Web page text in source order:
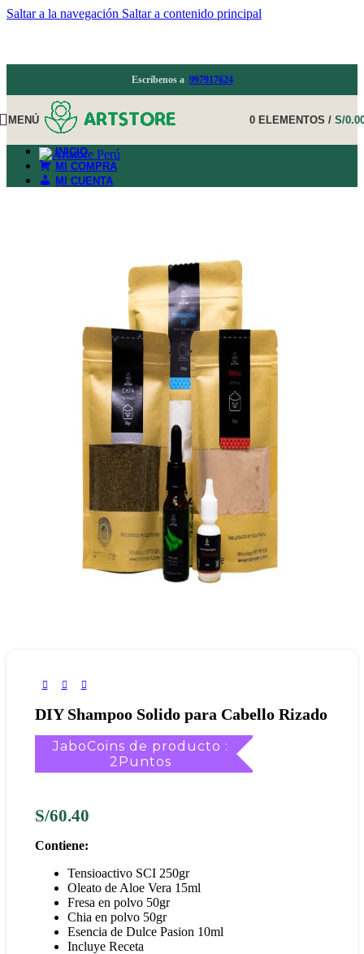
Saltar a la navegación Saltar a contenido principal
Escríbenos a 997917624
MENÚ 0 ELEMENTOS / S/
INICIO
MI COMPRA
MI CUENTA
DIY Shampoo Solido para Cabello Rizado
JaboCoins de producto :
2Puntos
S/60.40
Contiene:
Tensioactivo SCI 250gr
Oleato de Aloe Vera 15ml
Fresa en polvo 50gr
Chia en polvo 50gr
Esencia de Dulce Pasion 10ml
Incluye Receta